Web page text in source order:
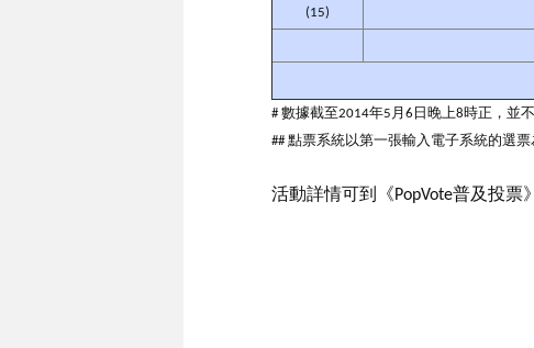
(15)
# 數據截至2014年5月6日晚上8時正，並
## 點票系統以第一張輸入電子系統的選
活動詳情可到《PopVote普及投票